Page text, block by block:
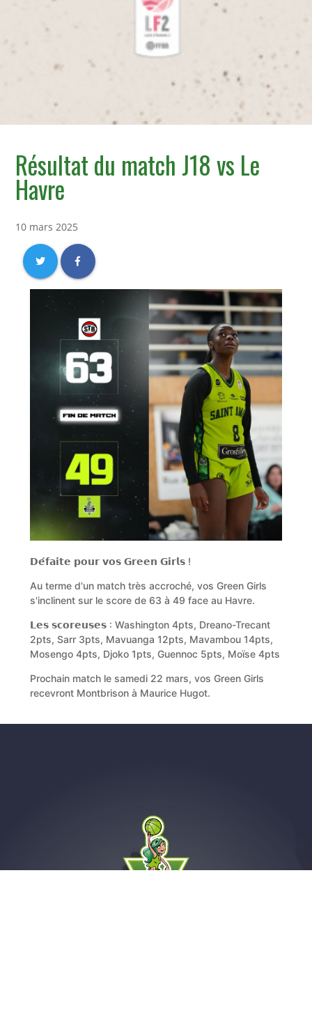
Résultat du match J18 vs Le
Havre
10 mars 2025
𝗗𝗲́𝗳𝗮𝗶𝘁𝗲 𝗽𝗼𝘂𝗿 𝘃𝗼𝘀 𝗚𝗿𝗲𝗲𝗻 𝗚𝗶𝗿𝗹𝘀 !
Au terme d'un match très accroché, vos Green Girls
s'inclinent sur le score de 63 à 49 face au Havre.
𝗟𝗲𝘀 𝘀𝗰𝗼𝗿𝗲𝘂𝘀𝗲𝘀 : Washington 4pts, Dreano-Trecant
2pts, Sarr 3pts, Mavuanga 12pts, Mavambou 14pts,
Mosengo 4pts, Djoko 1pts, Guennoc 5pts, Moïse 4pts
Prochain match le samedi 22 mars, vos Green Girls
recevront Montbrison à Maurice Hugot.